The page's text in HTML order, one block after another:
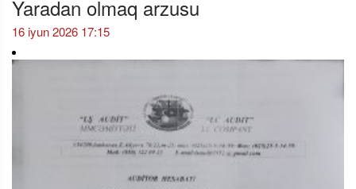
Yaradan olmaq arzusu
16 iyun 2026 17:15